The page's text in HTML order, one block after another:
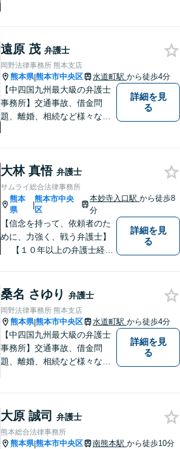
の方の契約関係トラブルまで
幅広くご相談いただいており
ます。お気軽にご相談くださ
い。
遠原 茂 弁護士
岡野法律事務所 熊本支店
熊本県|熊本市中央区 水道町駅 から徒歩4分
【中四国九州最大級の弁護士
事務所】交通事故、借金問
題、離婚、相続など様々な問
い！
詳細を見
る
大林 真悟 弁護士
サムライ総合法律事務所
熊本
県
|
熊本市中央
区
本妙寺入口駅から徒歩8
分
【信念を持って、依頼者のた
めに、力強く、戦う弁護士】
【１０年以上の弁護士経
護の３つの分野に力を注ぐ弁
護士】
詳細を見
る
桑名 さゆり 弁護士
岡野法律事務所 熊本支店
熊本県|熊本市中央区 水道町駅 から徒歩4分
【中四国九州最大級の弁護士
事務所】交通事故、借金問
題、離婚、相続など様々な問
い！
詳細を見
る
大原 誠司 弁護士
熊本総合法律事務所
熊本県|熊本市中央区 南熊本駅 から徒歩10分